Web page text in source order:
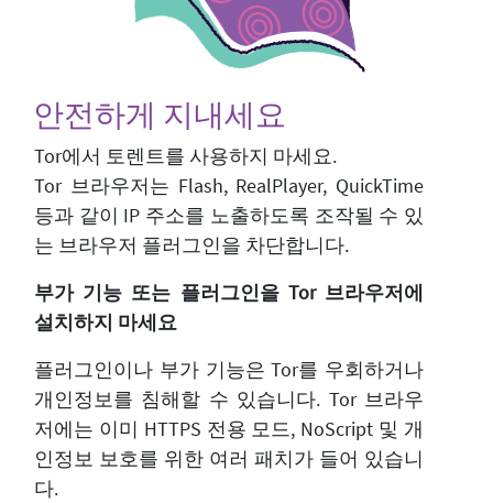
안전하게 지내세요
Tor에서 토렌트를 사용하지 마세요.
Tor 브라우저는 Flash, RealPlayer, QuickTime
등과 같이 IP 주소를 노출하도록 조작될 수 있
는 브라우저 플러그인을 차단합니다.
부가 기능 또는 플러그인을 Tor 브라우저에
설치하지 마세요
플러그인이나 부가 기능은 Tor를 우회하거나
개인정보를 침해할 수 있습니다. Tor 브라우
저에는 이미 HTTPS 전용 모드, NoScript 및 개
인정보 보호를 위한 여러 패치가 들어 있습니
다.